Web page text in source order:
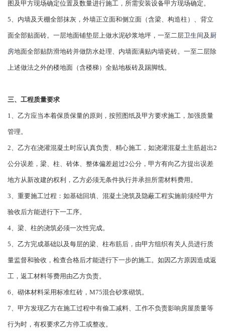
图及甲方现场确定位置及数量进行施工，所需安装设备甲方现场确定。
5、内墙及天棚全部抹灰，外墙正立面和侧立面（含梁、构造柱）、背立
面全部贴面砖。一层地面铺垫层上做水泥砂浆地坪，一至二层卫生间及 厨
房地面全部贴防滑地砖并做防水处理、内墙面满贴内墙瓷砖。一至二层除
上述做法之外的楼地面（含楼梯）全贴地板砖及踢脚线。
三、工程质量要求
1、乙方应当本着保质保量的原则，按照图纸及甲方要求施工，加强质量
管理。
2、乙方在浇灌混凝土时应认真负责、精心施工，如浇灌混凝土主筋超出2
公分误差，梁、柱、砖体、整体偏差超过2公分，甲方有向乙方提出误差
地方从新改建的权利，乙方必须无条件执行并承担所需材料费用。
3、重要施工过程：如基础回填、混凝土浇筑及隐蔽工程实施前须经甲方
验收后方能进行下一工序。
4、梁、柱的浇筑必须一次性完成。
5、乙方完成基础以及每层的梁、柱布筋后，由甲方组织有关人员进行质
量监督和验收，检查合格后才能进行下一步的施工。如因乙方原因造成返
工，返工材料等费用由乙方负责。
6、砌体材料采用标准红砖，M75混合砂浆砌筑。
7、甲方发现乙方在施工过程中有偷工减料、工作不负责影响房屋质量等
行为时，有权要求乙方停工或整改。